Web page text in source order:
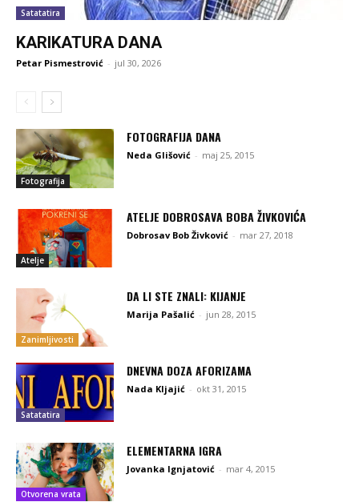
Satatatira
KARIKATURA DANA
Petar Pismestrović - jul 30, 2026
Fotografija
FOTOGRAFIJA DANA
Neda Glišović - maj 25, 2015
Atelje
ATELJE DOBROSAVA BOBA ŽIVKOVIĆA
Dobrosav Bob Živković - mar 27, 2018
Zanimljivosti
DA LI STE ZNALI: KIJANJE
Marija Pašalić - jun 28, 2015
Satatatira
DNEVNA DOZA AFORIZAMA
Nada Kljajić - okt 31, 2015
Otvorena vrata
ELEMENTARNA IGRA
Jovanka Ignjatović - mar 4, 2015